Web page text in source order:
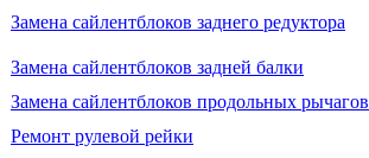
Замена сайлентблоков заднего редуктора
Замена сайлентблоков задней балки
Замена сайлентблоков продольных рычагов
Ремонт рулевой рейки